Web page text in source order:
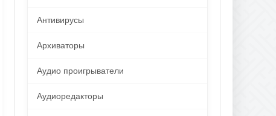
Антивирусы
Архиваторы
Аудио проигрыватели
Аудиоредакторы